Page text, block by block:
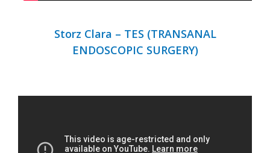
Storz Clara – TES (TRANSANAL
ENDOSCOPIC SURGERY)